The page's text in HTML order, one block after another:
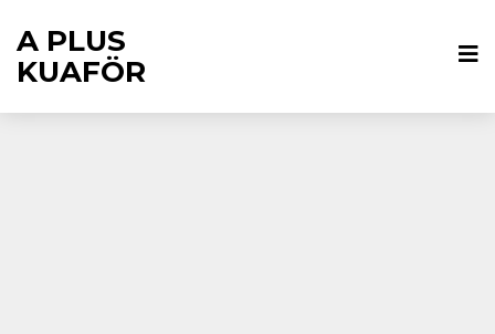
A PLUS
KUAFÖR